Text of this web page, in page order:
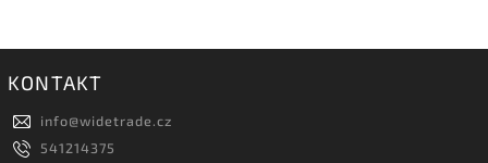
KONTAKT
info@widetrade.cz
541214375